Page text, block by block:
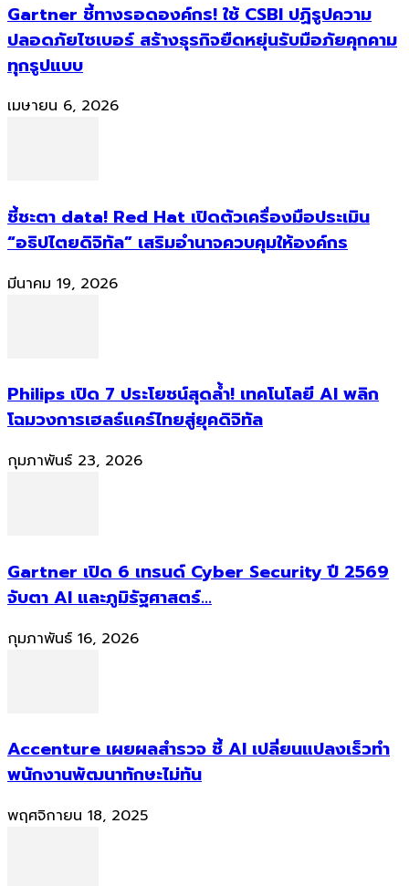
Gartner ชี้ทางรอดองค์กร! ใช้ CSBI ปฏิรูปความ
ปลอดภัยไซเบอร์ สร้างธุรกิจยืดหยุ่นรับมือภัยคุกคาม
ทุกรูปแบบ
เมษายน 6, 2026
ชี้ชะตา data! Red Hat เปิดตัวเครื่องมือประเมิน
“อธิปไตยดิจิทัล” เสริมอำนาจควบคุมให้องค์กร
มีนาคม 19, 2026
Philips เปิด 7 ประโยชน์สุดล้ำ! เทคโนโลยี AI พลิก
โฉมวงการเฮลธ์แคร์ไทยสู่ยุคดิจิทัล
กุมภาพันธ์ 23, 2026
Gartner เปิด 6 เทรนด์ Cyber Security ปี 2569
จับตา AI และภูมิรัฐศาสตร์...
กุมภาพันธ์ 16, 2026
Accenture เผยผลสำรวจ ชี้ AI เปลี่ยนแปลงเร็วทำ
พนักงานพัฒนาทักษะไม่ทัน
พฤศจิกายน 18, 2025